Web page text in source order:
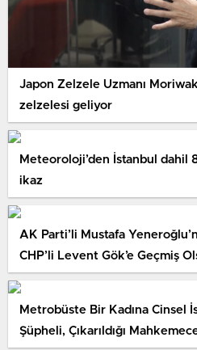
Japon Zelzele Uzmanı
zelzelesi geliyor
Meteoroloji’den İstanbul dahil
ikaz
AK Parti’li Mustafa
CHP’li Levent Gök’e Geçmiş
Metrobüste Bir Kadına Cinsel
Şüpheli, Çıkarıldığı